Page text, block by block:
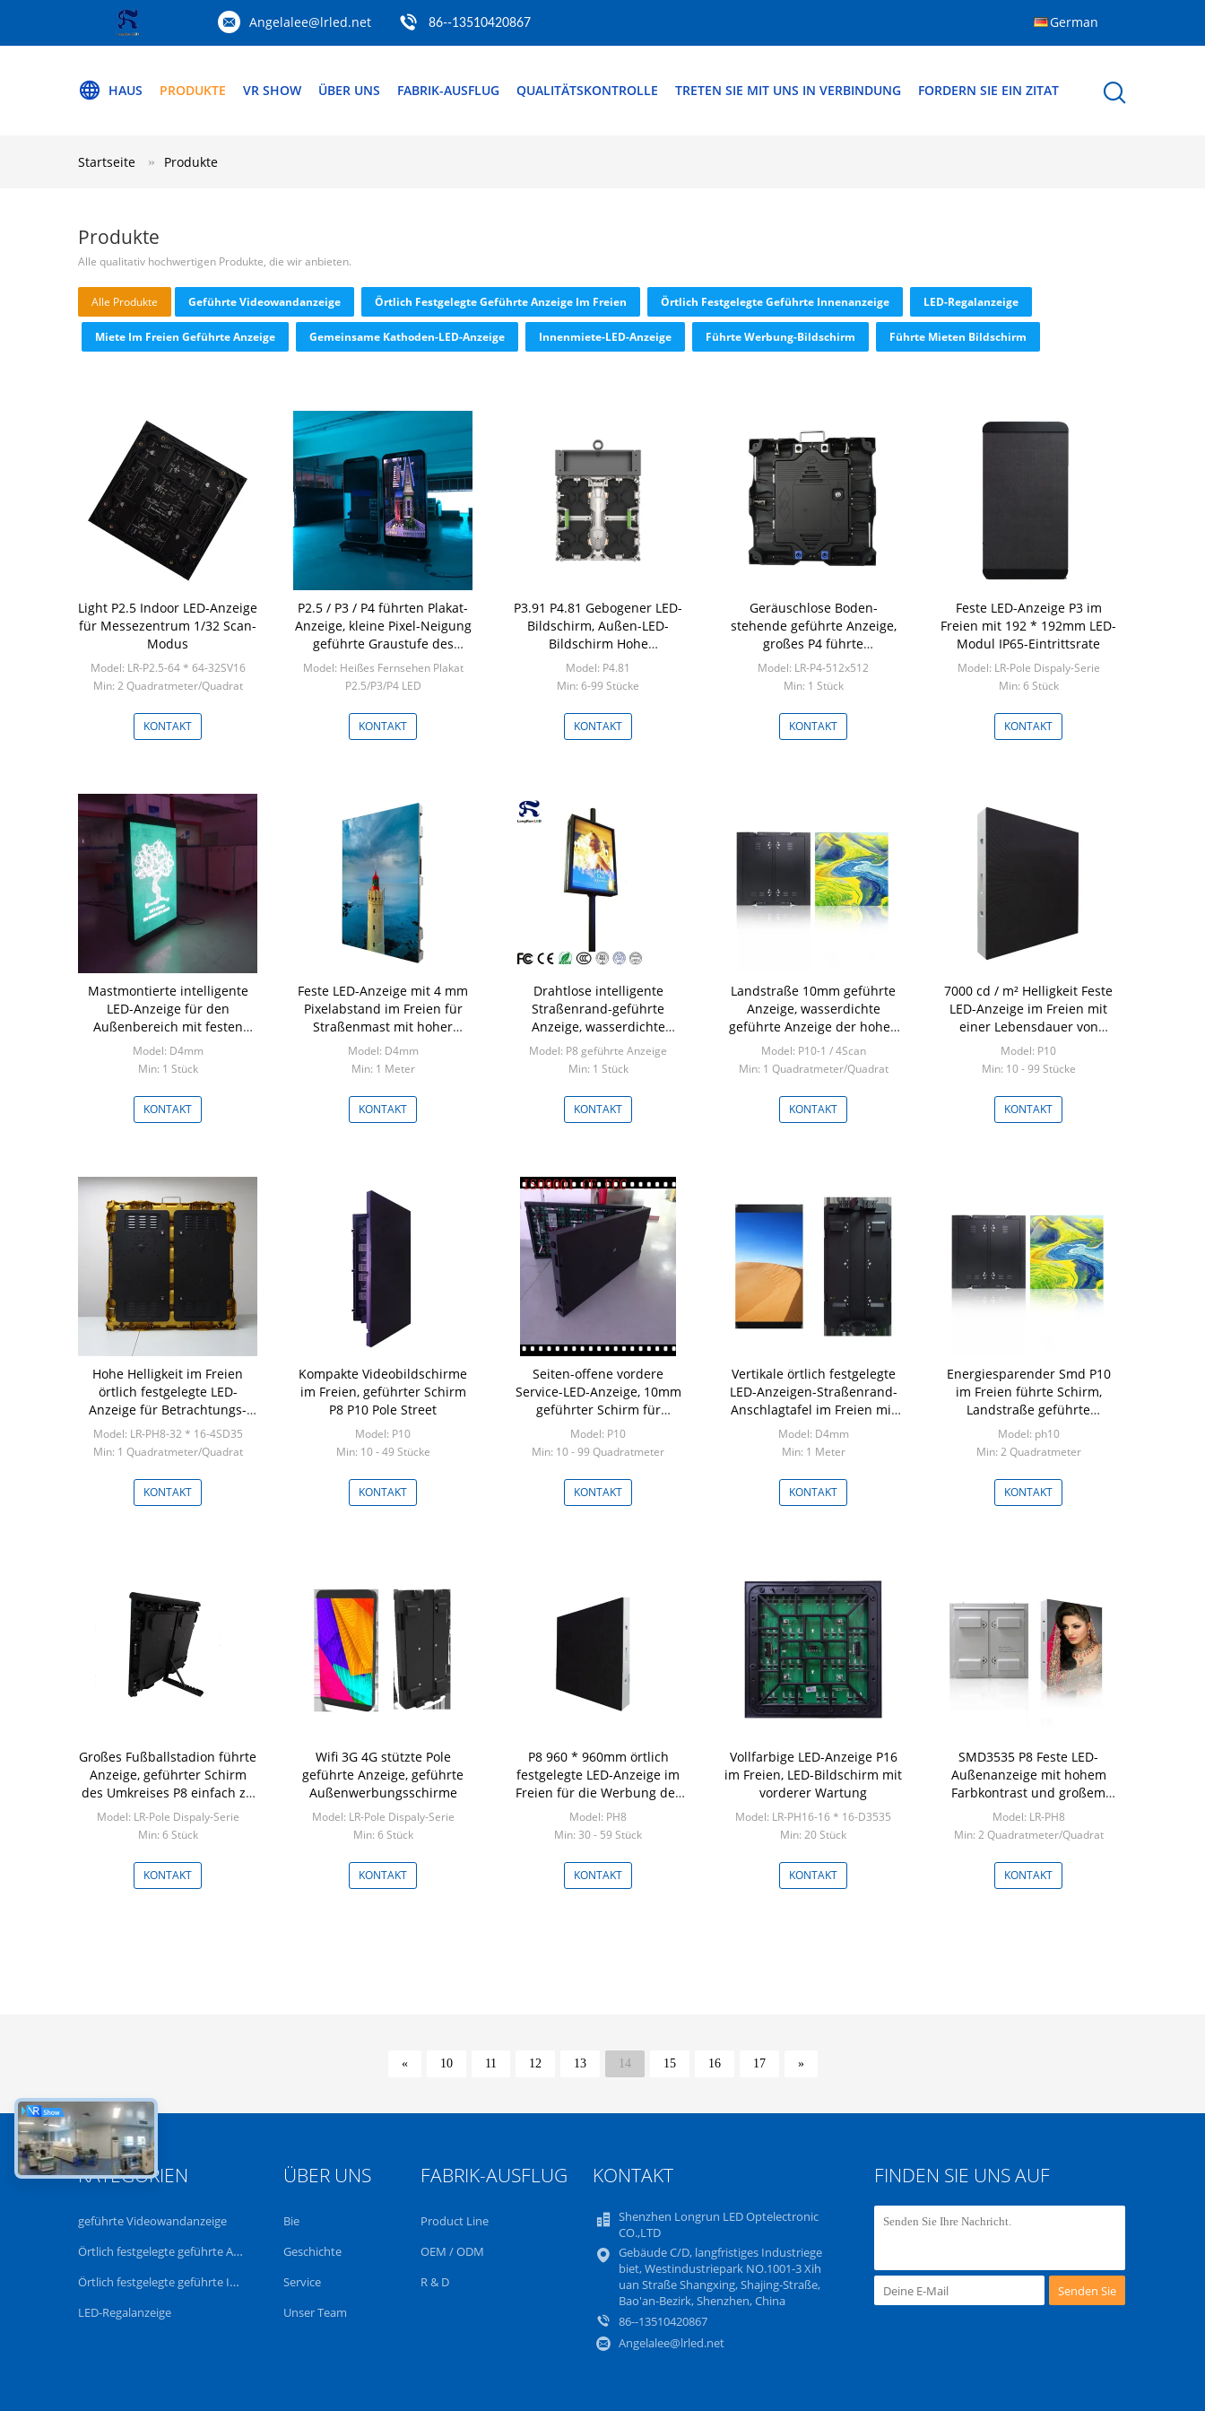
Angelalee@lrled.net 86--13510420867 German
HAUS PRODUKTE VR SHOW ÜBER UNS FABRIK-AUSFLUG QUALITÄTSKONTROLLE TRETEN SIE MIT UNS IN VERBINDUNG FORDERN SIE EIN ZITAT
Startseite Produkte
Produkte
Alle qualitativ hochwertigen Produkte, die wir anbieten.
Alle Produkte Geführte Videowandanzeige Örtlich Festgelegte Geführte Anzeige Im Freien Örtlich Festgelegte Geführte Innenanzeige LED-Regalanzeige
Miete Im Freien Geführte Anzeige Gemeinsame Kathoden-LED-Anzeige Innenmiete-LED-Anzeige Führte Werbung-Bildschirm Führte Mieten Bildschirm
Light P2.5 Indoor LED-Anzeige
für Messezentrum 1/32 Scan-
Modus
Model: LR-P2.5-64 * 64-32SV16
Min: 2 Quadratmeter/Quadrat
KONTAKT
P2.5 / P3 / P4 führten Plakat-
Anzeige, kleine Pixel-Neigung
geführte Graustufe des
Schirm-16bit
Model: Heißes Fernsehen Plakat
P2.5/P3/P4 LED
KONTAKT
P3.91 P4.81 Gebogener LED-
Bildschirm, Außen-LED-
Bildschirm Hohe
Bildwiederholfrequenz
Model: P4.81
Min: 6-99 Stücke
KONTAKT
Geräuschlose Boden-
stehende geführte Anzeige,
großes P4 führte
Leistungsaufnahme des
Schirm-Schwachstroms
Model: LR-P4-512x512
Min: 1 Stück
KONTAKT
Feste LED-Anzeige P3 im
Freien mit 192 * 192mm LED-
Modul IP65-Eintrittsrate
Model: LR-Pole Dispaly-Serie
Min: 6 Stück
KONTAKT
Mastmontierte intelligente
LED-Anzeige für den
Außenbereich mit festen
Abmessungen
Model: D4mm
Min: 1 Stück
KONTAKT
Feste LED-Anzeige mit 4 mm
Pixelabstand im Freien für
Straßenmast mit hoher
Helligkeit
Model: D4mm
Min: 1 Meter
KONTAKT
Drahtlose intelligente
Straßenrand-geführte
Anzeige, wasserdichte
geführte Werbetafeln im
Freien
Model: P8 geführte Anzeige
Min: 1 Stück
KONTAKT
Landstraße 10mm geführte
Anzeige, wasserdichte
geführte Anzeige der hohen
Auflösung CER Zustimmung
Model: P10-1 / 4Scan
Min: 1 Quadratmeter/Quadrat
KONTAKT
7000 cd / m² Helligkeit Feste
LED-Anzeige im Freien mit
einer Lebensdauer von
100000 Stunden
Model: P10
Min: 10 - 99 Stücke
KONTAKT
Hohe Helligkeit im Freien
örtlich festgelegte LED-
Anzeige für Betrachtungs-
Abstand des Quadrat-P8 6 ~
120m
Model: LR-PH8-32 * 16-4SD35
Min: 1 Quadratmeter/Quadrat
KONTAKT
Kompakte Videobildschirme
im Freien, geführter Schirm
P8 P10 Pole Street
Model: P10
Min: 10 - 49 Stücke
KONTAKT
Seiten-offene vordere
Service-LED-Anzeige, 10mm
geführter Schirm für
Werbung im Freien
Model: P10
Min: 10 - 99 Quadratmeter
KONTAKT
Vertikale örtlich festgelegte
LED-Anzeigen-Straßenrand-
Anschlagtafel im Freien mit
intelligentem Wifi 3G und 4G
Model: D4mm
Min: 1 Meter
KONTAKT
Energiesparender Smd P10
im Freien führte Schirm,
Landstraße geführte
Anzeigen-hohe Auflösung
Model: ph10
Min: 2 Quadratmeter
KONTAKT
Großes Fußballstadion führte
Anzeige, geführter Schirm
des Umkreises P8 einfach zu
installieren
Model: LR-Pole Dispaly-Serie
Min: 6 Stück
KONTAKT
Wifi 3G 4G stützte Pole
geführte Anzeige, geführte
Außenwerbungsschirme
Model: LR-Pole Dispaly-Serie
Min: 6 Stück
KONTAKT
P8 960 * 960mm örtlich
festgelegte LED-Anzeige im
Freien für die Werbung des
Scan-Modus 3S
Model: PH8
Min: 30 - 59 Stück
KONTAKT
Vollfarbige LED-Anzeige P16
im Freien, LED-Bildschirm mit
vorderer Wartung
Model: LR-PH16-16 * 16-D3535
Min: 20 Stück
KONTAKT
SMD3535 P8 Feste LED-
Außenanzeige mit hohem
Farbkontrast und großem
Betrachtungswinkel
Model: LR-PH8
Min: 2 Quadratmeter/Quadrat
KONTAKT
« 10 11 12 13 14 15 16 17 »
KATEGORIEN
geführte Videowandanzeige
Örtlich festgelegte geführte Anzeige im Freien
Örtlich festgelegte geführte Innenanzeige
LED-Regalanzeige
ÜBER UNS
Bie
Geschichte
Service
Unser Team
FABRIK-AUSFLUG
Product Line
OEM / ODM
R & D
KONTAKT
Shenzhen Longrun LED Optelectronic
CO.,LTD
Gebäude C/D, langfristiges Industriege
biet, Westindustriepark NO.1001-3 Xih
uan Straße Shangxing, Shajing-Straße,
Bao'an-Bezirk, Shenzhen, China
86--13510420867
Angelalee@lrled.net
FINDEN SIE UNS AUF
Senden Sie